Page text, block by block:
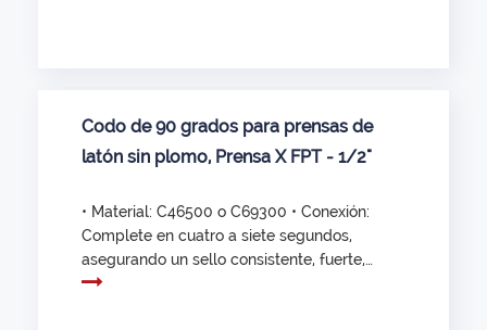
Codo de 90 grados para prensas de
latón sin plomo, Prensa X FPT - 1/2"
• Material: C46500 o C69300 • Conexión:
Complete en cuatro a siete segundos,
asegurando un sello consistente, fuerte,
confiable y hermético. • Apto para